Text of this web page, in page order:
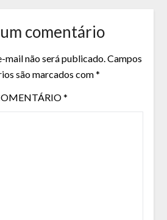
comentário
mail não será publicado.Campos
são marcados com*
*